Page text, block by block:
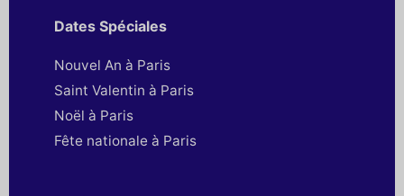
Dates Spéciales
Nouvel An à Paris
Saint Valentin à Paris
Noël à Paris
Fête nationale à Paris